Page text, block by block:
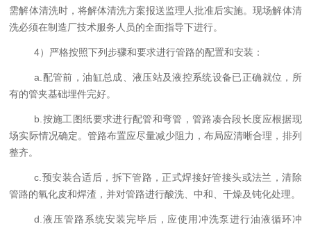
需解体清洗时，将解体清洗方案报送监理人批准后实施。现场解体清
洗必须在制造厂技术服务人员的全面指导下进行。
4）严格按照下列步骤和要求进行管路的配置和安装：
a.配管前，油缸总成、液压站及液控系统设备已正确就位，所
有的管夹基础埋件完好。
b.按施工图纸要求进行配管和弯管，管路凑合段长度应根据现
场实际情况确定。管路布置应尽量减少阻力，布局应清晰合理，排列
整齐。
c.预安装合适后，拆下管路，正式焊接好管接头或法兰，清除
管路的氧化皮和焊渣，并对管路进行酸洗、中和、干燥及钝化处理。
d.液压管路系统安装完毕后，应使用冲洗泵进行油液循环冲